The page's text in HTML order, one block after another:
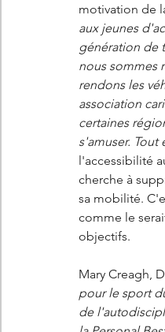
motivation de
aux jeunes
génération de
nous sommes
rendons les
association
certaines
s'amuser. Tout
l'accessibilité
cherche à
sa mobilité.
comme le
objectifs.
Mary Creagh,
pour le sport
de